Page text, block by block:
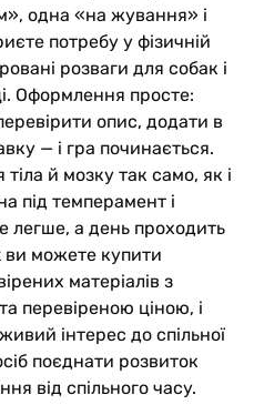
одна «на жування» і
потребу у фізичній
розваги для собак і
Оформлення просте:
опис, додати в
— і гра починається.
тіла й мозку так само, як і
під темперамент і
легше, а день проходить
ви можете купити
матеріалів з
перевіреною ціною, і
інтерес до спільної
поєднати розвиток
від спільного часу.